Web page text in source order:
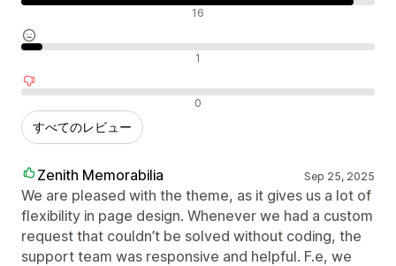
肯定的なレビュー 16
中間的なレビュー 1
否定的なレビュー 0
すべてのレビュー
Zenith Memorabilia Sep 25, 2025
We are pleased with the theme, as it gives us a lot of
flexibility in page design. Whenever we had a custom
request that couldn’t be solved without coding, the
support team was responsive and helpful. F.e, we